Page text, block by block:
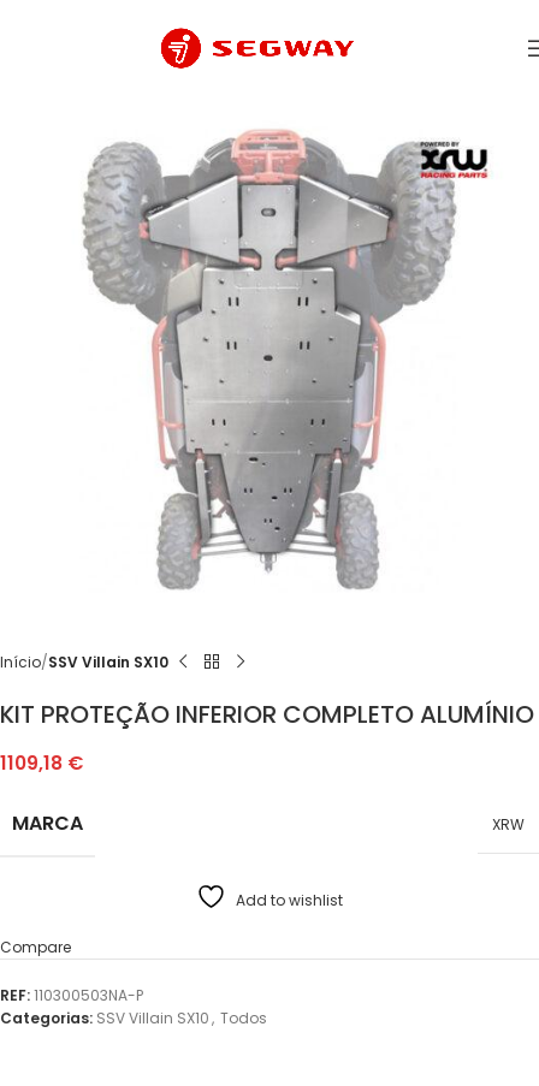
Início SSV Villain SX10
KIT PROTEÇÃO INFERIOR COMPLETO ALUMÍNIO
1109,18 €
MARCA XRW
Add to wishlist
Compare
REF:110300503NA-P
Categorias: SSV Villain SX10, Todos